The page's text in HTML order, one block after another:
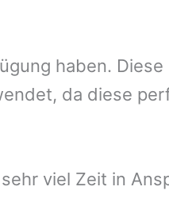
haben. Diese
da diese
viel Zeit in